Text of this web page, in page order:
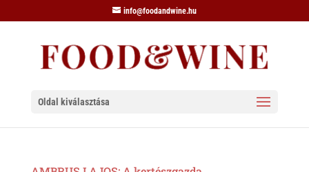
info@foodandwine.hu
Oldal kiválasztása